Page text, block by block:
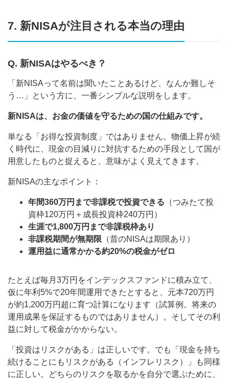
7. 新NISAが注目される本当の理由
Q. 新NISAはやるべき？
「新NISAって名前は聞いたことあるけど、なんか難しそ
う…」という方に、一番シンプルな説明をします。
新NISAは、お金の価値を守るための国の仕組みです。
単なる「お得な投資制度」ではありません。物価上昇が続
く時代に、現金の目減りに対抗するための手段として国が
用意したものと捉えると、意味がよく見えてきます。
新NISAの主なポイント：
年間360万円まで非課税で投資できる （つみたて投
資枠120万円＋成長投資枠240万円）
生涯で1,800万円まで非課税枠あり
非課税期間が無期限 （昔のNISAは期限あり）
運用益に通常かかる約20%の税金がゼロ
たとえば毎月3万円をインデックスファンドに積み立て、
仮に年利5%で20年間運用できたとすると、元本720万円
が約1,200万円超に育つ計算になります（試算例。将来の
運用成果を保証するものではありません）。そしてその利
益に対して税金がかからない。
「投資はリスクがある」は正しいです。でも「現金を持ち
続けることにもリスクがある（インフレリスク）」も同様
に正しい。どちらのリスクを取るかを自分で選ぶために、